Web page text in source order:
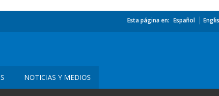
Esta página en: Español
NOTICIAS Y MEDIOS